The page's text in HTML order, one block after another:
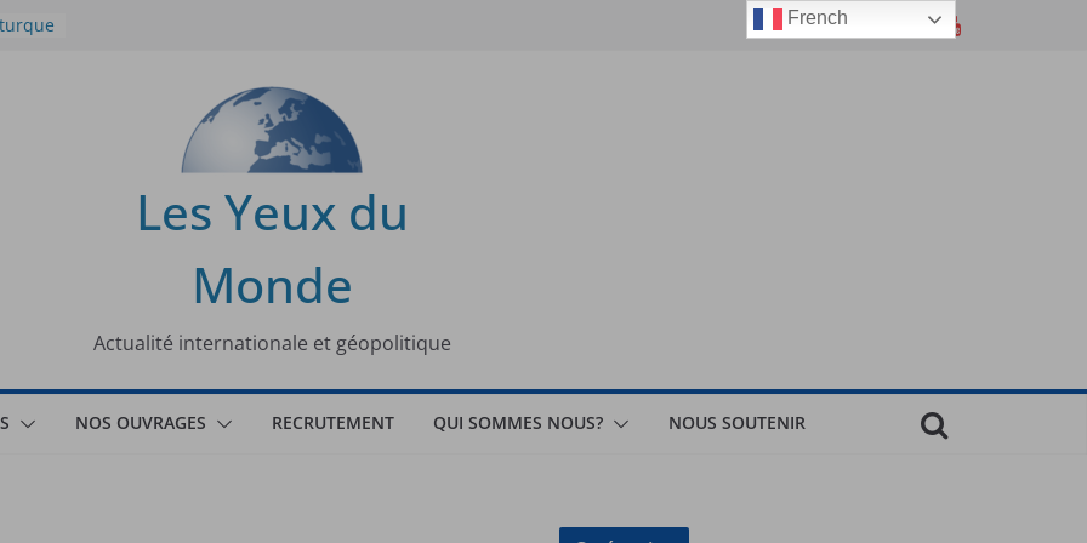
Les Yeux du
Monde
Actualité internationale et géopolitique
NOS OUVRAGES RECRUTEMENT QUI SOMMES NOUS? NOUS SOUTENIR
French